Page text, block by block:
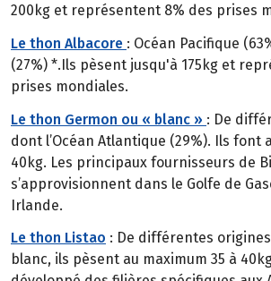
200kg et représentent 8% des prises
Le thon Albacore : Océan Pacifique
(27%) *.Ils pèsent jusqu'à 175kg et
prises mondiales.
Le thon Germon ou « blanc » : De
dont l’Océan Atlantique (29%). Ils font
40kg. Les principaux fournisseurs de
s’approvisionnent dans le Golfe de
Irlande.
Le thon Listao : De différentes
blanc, ils pèsent au maximum 35 à